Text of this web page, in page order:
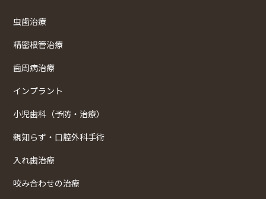
虫歯治療
精密根管治療
歯周病治療
インプラント
小児歯科（予防・治療）
親知らず・口腔外科手術
入れ歯治療
咬み合わせの治療